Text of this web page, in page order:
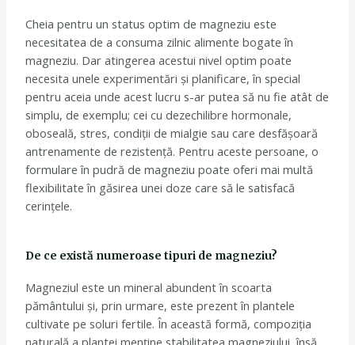
Cheia pentru un status optim de magneziu este
necesitatea de a consuma zilnic alimente bogate în
magneziu. Dar atingerea acestui nivel optim poate
necesita unele experimentări și planificare, în special
pentru aceia unde acest lucru s-ar putea să nu fie atât de
simplu, de exemplu; cei cu dezechilibre hormonale,
oboseală, stres, condiții de mialgie sau care desfășoară
antrenamente de rezistență. Pentru aceste persoane, o
formulare în pudră de magneziu poate oferi mai multă
flexibilitate în găsirea unei doze care să le satisfacă
cerințele.
De ce există numeroase tipuri de magneziu?
Magneziul este un mineral abundent în scoarta
pământului și, prin urmare, este prezent în plantele
cultivate pe soluri fertile. În această formă, compoziția